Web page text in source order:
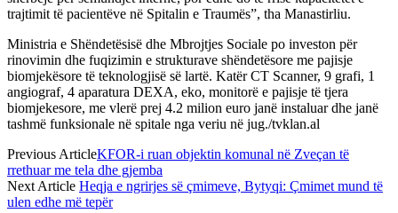
trajtimit të pacientëve në Spitalin e Traumës”, tha Manastirliu.
Ministria e Shëndetësisë dhe Mbrojtjes Sociale po investon për
rinovimin dhe fuqizimin e strukturave shëndetësore me pajisje
biomjekësore të teknologjisë së lartë. Katër CT Scanner, 9 grafi, 1
angiograf, 4 aparatura DEXA, eko, monitorë e pajisje të tjera
biomjekesore, me vlerë prej 4.2 milion euro janë instaluar dhe janë
tashmë funksionale në spitale nga veriu në jug./tvklan.al
Previous ArticleKFOR-i ruan objektin komunal në Zveçan të
rrethuar me tela dhe gjemba
Next Article Heqja e ngrirjes së çmimeve, Bytyqi: Çmimet mund të
ulen edhe më tepër